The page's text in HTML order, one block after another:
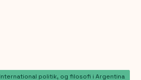
politik, og filosofi i Argentina